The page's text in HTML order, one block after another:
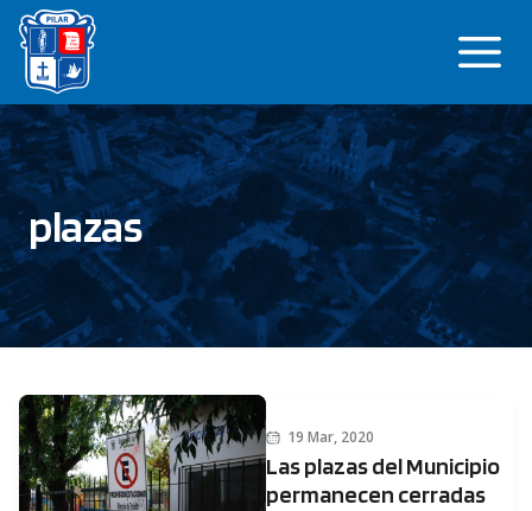
Saltar
contenido
plazas
19 Mar, 2020
Las plazas del Municipio
permanecen cerradas